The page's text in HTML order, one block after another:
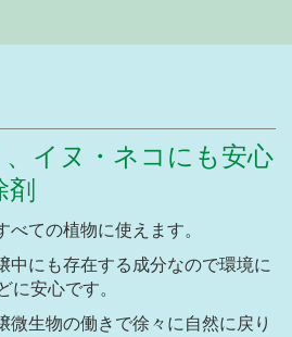
、イヌ・ネコにも安心
ての植物に使えます。
中にも存在する成分なので環境に
に安心です。
微生物の働きで徐々に自然に戻り